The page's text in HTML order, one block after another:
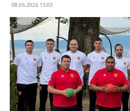
08.06.2026 15:03